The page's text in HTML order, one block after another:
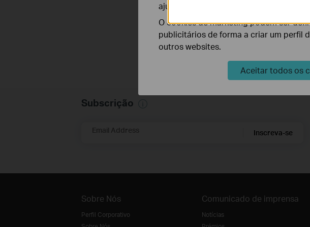
Subscrição
Email Address Inscreva-se
Sobre Nós
Perfil Corporativo
Comunicado de imprensa
Notícias
ajustar a funcionalidade do nosso
O cookies de marketing podem ser
publicitários de forma a criar um perfil
outros websites.
Aceitar todos os